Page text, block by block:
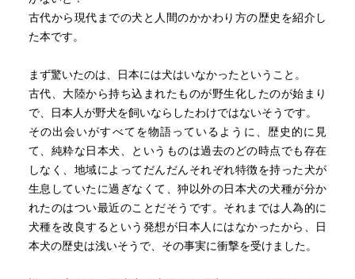
古代から現代までの犬と人間のかかわり方の歴史を紹介し
た本です。
まず驚いたのは、日本には犬はいなかったということ。
古代、大陸から持ち込まれたものが野生化したのが始まり
で、日本人が野犬を飼いならしたわけではないそうです。
その出会いがすべてを物語っているように、歴史的に見
て、純粋な日本犬、というものは過去のどの時点でも存在
しなく、地域によってだんだんそれぞれ特徴を持った犬が
生息していたに過ぎなくて、狆以外の日本犬の犬種が分か
れたのはつい最近のことだそうです。それまでは人為的に
犬種を改良するという発想が日本人にはなかったから、日
本犬の歴史は浅いそうで、その事実に衝撃を受けました。